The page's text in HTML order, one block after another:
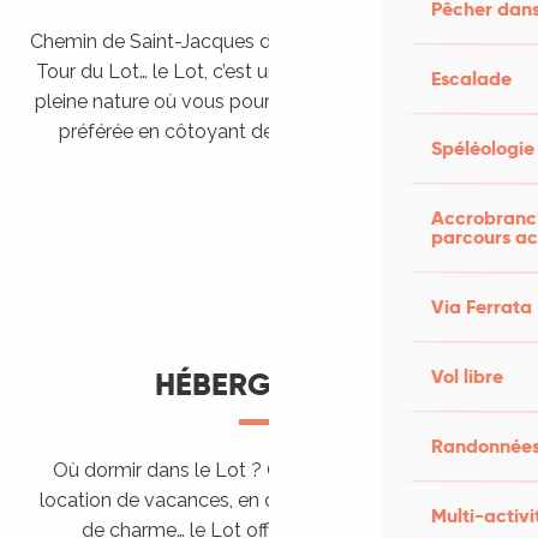
Pêcher
Escalade
Spéléologie
parcours
Via Ferrata
Vol libre
Multi-
Chemin de Saint-Jacques de Compostelle, Véloroutes,
Tour du Lot… le Lot, c’est une véritable destination de
pleine nature où vous pourrez pratiquer votre activité
préférée en côtoyant des paysages grandioses.
HÉBERGEMENTS
Où dormir dans le Lot ? Chez l’habitant, dans une
location de vacances, en camping, ou dans un hôtel
de charme… le Lot offre des hébergements